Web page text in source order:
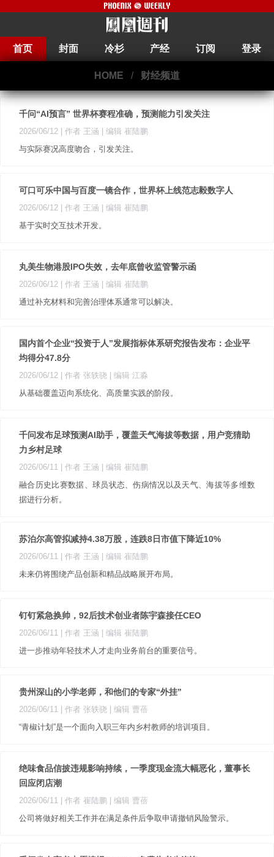
首页 封面 冷杉 产经 订阅 登录
HOME / 财经频道
千问“AI预言” 世界杯赛程准确，预测能力引发关注
2026/06/12 | 作者 王涵
| 编辑 崔陆鹏
与实际赛况高度吻合，引发关注。
可口可乐中国与百度一镜合作，世界杯上线范志毅数字人
2026/06/12 | 作者 王涵
| 编辑 崔陆鹏
基于实时交互技术开发。
丸美生物港股IPO失效，去年底曾收监管警示函
2026/06/12 | 作者 王涵
| 编辑 崔陆鹏
通过补充材料和完善治理体系通常可以解决。
国内首个企业“投资于人”发展指标体系研究报告发布：企业平
均得分47.8分
2026/06/12 | 作者 张轶骁
| 编辑 江淼
从基础覆盖迈向系统化、高质量实践的阶段。
千问发布足球预测AI助手，覆盖天气海拔等数据，用户竞猜助
力乡村足球
2026/06/11 | 作者 王涵
| 编辑 崔陆鹏
融合历史比赛数据、球员状态、伤病情况以及天气、海拔等多维数
据进行分析。
苏泊尔高管拟减持4.38万股，连跌8日市值下降近10%
2026/06/11 | 作者 王涵
| 编辑 崔陆鹏
未来仍将围绕产品创新和精品战略展开布局。
钉钉紧急换帅，92后技术创业者陈宇森接任CEO
2026/06/11 | 作者 王涵
| 编辑 崔陆鹏
进一步推动年轻技术人才走向业务前台的重要信号。
贵州深山的小学老师，和他们的专家“外挂”
2026/06/11 | 作者 张轶骁
| 编辑 曹蓓
“青椒计划”是一个面向入职三年内乡村教师的培训项目。
绝味食品信披违规影响持续，一季度现金流大幅恶化，董事长
回应闭店潮
2026/06/11 | 作者 崔陆鹏
| 编辑 曹蓓
公司将做好相关工作并在满足条件后争取申请撤销风险警示。